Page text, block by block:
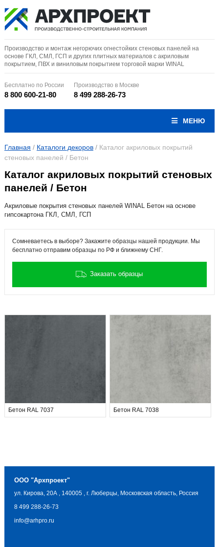
Производство и монтаж негорючих огнестойких стеновых панелей на
основе ГКЛ, СМЛ, ГСП и других плитных материалов с акриловым
покрытием, ПВХ и виниловым покрытием торговой марки WINAL
Бесплатно по России
8 800 600-21-80
Производство в Москве
8 499 288-26-73
МЕНЮ
Главная / Каталоги декоров/ Каталог акриловых покрытий
стеновых панелей / Бетон
Каталог акриловых покрытий стеновых
панелей / Бетон
Акриловые покрытия стеновых панелей WINAL Бетон на основе
гипсокартона ГКЛ, СМЛ, ГСП
Сомневаетесь в выборе? Закажите образцы нашей продукции. Мы
бесплатно отправим образцы по РФ и ближнему СНГ.
Заказать образцы
Бетон RAL 7037 Бетон RAL 7038
ООО "Архпроект"
ул. Кирова, 20А , 140005 , г. Люберцы, Московская область, Россия
8 499 288-26-73
info@arhpro.ru